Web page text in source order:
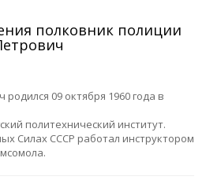
полковник полиции
09 октября 1960 года в
политехнический институт.
Силах СССР работал инструктором